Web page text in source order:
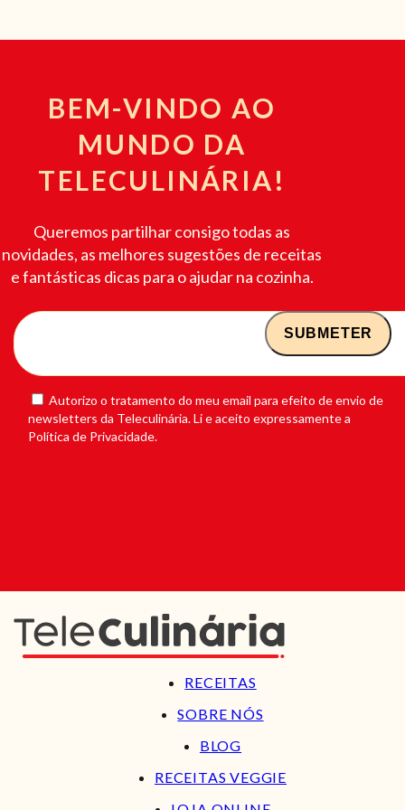
BEM-VINDO AO
MUNDO DA
TELECULINÁRIA!
Queremos partilhar consigo todas as
novidades, as melhores sugestões de receitas
e fantásticas dicas para o ajudar na cozinha.
Autorizo o tratamento do meu email para efeito de envio de
newsletters da Teleculinária. Li e aceito expressamente a
Política de Privacidade.
RECEITAS
SOBRE NÓS
BLOG
RECEITAS VEGGIE